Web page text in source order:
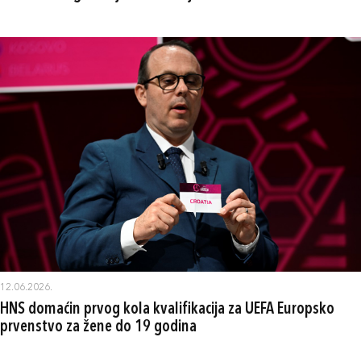
12.06.2026.
HNS domaćin prvog kola kvalifikacija za UEFA Europsko
prvenstvo za žene do 19 godina